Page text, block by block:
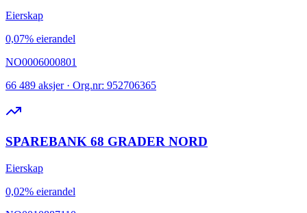
Eierskap
0,07% eierandel
NO0006000801
66 489 aksjer · Org.nr: 952706365
SPAREBANK 68 GRADER NORD
Eierskap
0,02% eierandel